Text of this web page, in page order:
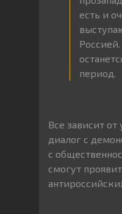
есть и
период.
Все зависит от
диалог с
с
смогут